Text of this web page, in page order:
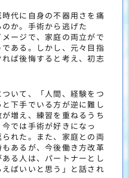
代に自身の不器用さを痛
か。手術から逃げた
ージで、家庭の両立がで
ある。しかし、元々目指
ば後悔すると考え、初志
いて、「人間、経験をつ
下手でいる方が逆に難し
増え、練習を重ねるうち
では手術が好きになっ
れた。また、家庭との両
あるが、今後働き方改革
る人は、パートナーとし
ばいいと思う」と話され